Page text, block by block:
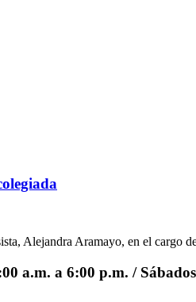
Alejandra Aramayo, en el cargo
a.m. a 6:00 p.m. /